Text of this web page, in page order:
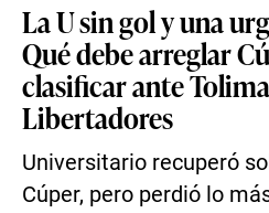
La U sin gol y una
Qué debe arreglar
clasificar ante
Libertadores
Universitario recuperó
Cúper, pero perdió lo